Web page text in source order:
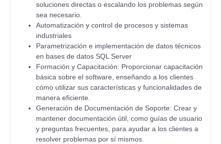
soluciones directas o escalando los problemas según
sea necesario.
Automatización y control de procesos y sistemas
industriales
Parametrización e implementación de datos técnicos
en bases de datos SQL Server
Formación y Capacitación: Proporcionar capacitación
básica sobre el software, enseñando a los clientes
cómo utilizar sus características y funcionalidades de
manera eficiente.
Generación de Documentación de Soporte: Crear y
mantener documentación útil, como guías de usuario
y preguntas frecuentes, para ayudar a los clientes a
resolver problemas por sí mismos.